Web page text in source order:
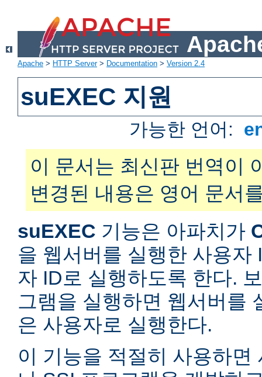
Apache > HTTP Server> Documentation > Version 2.4
suEXEC 지원
가능한 언어:
이 문서는 최신판 번역이
변경된 내용은 영어 문서
suEXEC 기능은 아파치가
을 웹서버를 실행한 사용자
자 ID로 실행하도록 한다.
그램을 실행하면 웹서버를
은 사용자로 실행한다.
이 기능을 적절히 사용하면